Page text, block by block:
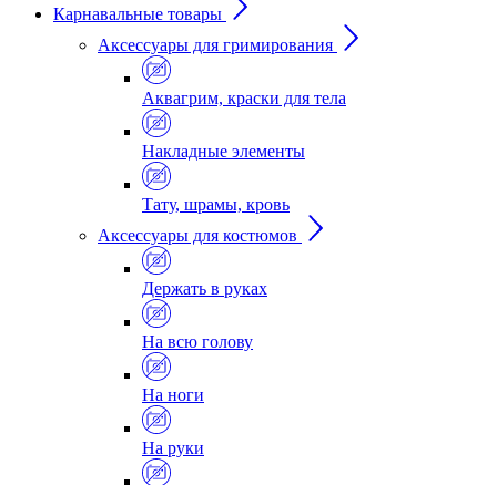
Карнавальные товары
Аксессуары для гримирования
Аквагрим, краски для тела
Накладные элементы
Тату, шрамы, кровь
Аксессуары для костюмов
Держать в руках
На всю голову
На ноги
На руки